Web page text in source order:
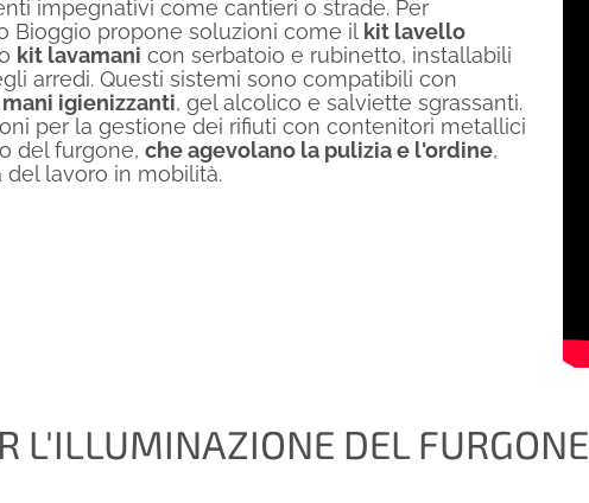
impegnativi come cantieri o strade. Per
Bioggio propone soluzioni come il kit lavello
kit lavamani con serbatoio e rubinetto, installabili
arredi. Questi sistemi sono compatibili con
igienizzanti, gel alcolico e salviette sgrassanti.
per la gestione dei rifiuti con contenitori metallici
del furgone, che agevolano la pulizia e l'ordine,
lavoro in mobilità.
L'ILLUMINAZIONE DEL FURGONE